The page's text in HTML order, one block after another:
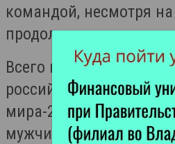
командой, несмотря на
продолжающуюся
Всего в
российской сборной на
мира-2025 вошли 32
мужчин и женщин, из